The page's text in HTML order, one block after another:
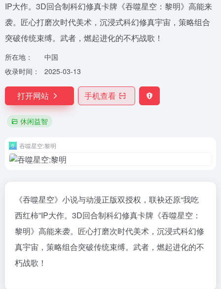
IP大作。3D回合制科幻修真卡牌《吞噬星空：黎明》高能来
袭。匠心打磨次时代美术，沉浸式科幻修真宇宙，策略组合
突破传统束缚。武者，燃起进化的不朽战歌！
所在地：
中国
收录时间：
2025-03-13
打开网站 手机查看
休闲益智
吞噬星空:黎明
《吞噬星空》小说与动漫正版双授权，联袂还原“我吃
西红柿”IP大作。3D回合制科幻修真卡牌《吞噬星空：
黎明》高能来袭。匠心打磨次时代美术，沉浸式科幻修
真宇宙，策略组合突破传统束缚。武者，燃起进化的不
朽战歌！